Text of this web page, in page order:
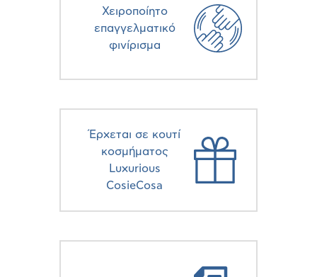
Χειροποίητο
επαγγελματικό
φινίρισμα
Έρχεται σε κουτί
κοσμήματος
Luxurious
CosieCosa